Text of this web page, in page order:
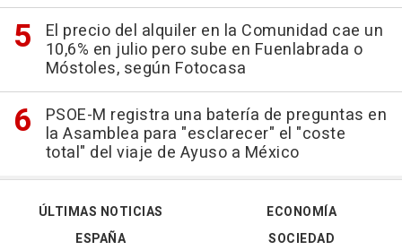
El precio del alquiler en la Comunidad cae un
10,6% en julio pero sube en Fuenlabrada o
Móstoles, según Fotocasa
PSOE-M registra una batería de preguntas en
la Asamblea para "esclarecer" el "coste
total" del viaje de Ayuso a México
ÚLTIMAS NOTICIAS
ESPAÑA
ECONOMÍA
SOCIEDAD